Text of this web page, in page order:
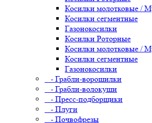
Косилки молотковые /
Косилки сегментные
Газонокосилки
Косилки Роторные
Косилки молотковые /
Косилки сегментные
Газонокосилки
- Грабли-ворошилки
- Грабли-волокуши
- Пресс-подборщики
- Плуги
- Почвофрезы